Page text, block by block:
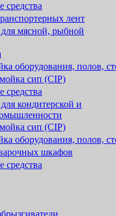
средства
лент
мясной, рыбной
оборудования, полов,
сип (CIP)
средства
кондитерской и
сип (CIP)
оборудования, полов,
шкафов
средства